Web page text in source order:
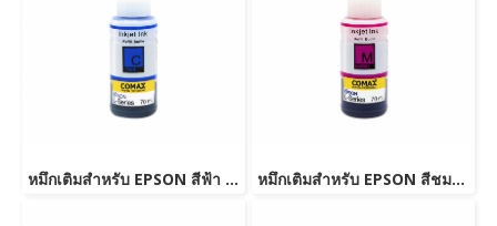
หมึกเติมสำหรับ EPSON สีฟ้า 70 ml. โคแมกซ์ หมึกเติมสำหรับ EPSON สีชมพู 70 ml. โคแมกซ์